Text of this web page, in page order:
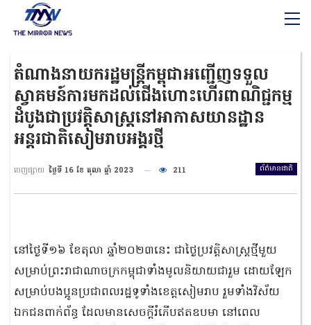
តំណាងនាយករដ្ឋមន្ត្រីកម្ពុជាអញ្ជើញទទួល
ស្វាគមន៍ការមកដល់ជើងហោះហើរពាណិជ្ជកម្ម
ដំបូងជាប្រវត្តិសាស្ត្រនៅអាកាសយានដ្ឋាន
អន្តរជាតិសៀមរាបអង្គរថ្មី
ព័ត៌មានជាតិ
ចេញផ្សាយ ថ្ងៃទី 16 ខែ តុលា ឆ្នាំ 2023 211
នៅថ្ងៃទី១៦ ខែតុលា ឆ្នាំ២០២៣នេះ ជាថ្ងៃប្រវត្តិសាស្ត្រថ្មីមួយ
សម្រាប់ព្រះរាជាណាចក្រកម្ពុជាទាំងមូលនិយាយជារួម ដោយឡែក
សម្រាប់បងប្អូនប្រជាពលរដ្ឋទូទាំងខេត្តសៀមរាប រួមទាំងវិស័យ
ឯកជនពាក់ព័ន្ធ ដែលមានសេចក្តីរំភើបឥតឧបមា នៅពេល